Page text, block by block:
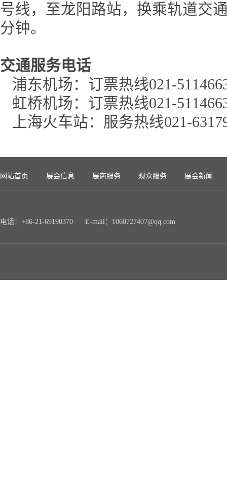
号线，至龙阳路站，换乘轨道交
分钟。
交通服务电话
浦东机场：订票热线021-
虹桥机场：订票热线021-
上海火车站：服务热线021-
网站首页 展会信息 展商服务 观众服务 展会新闻
电话：+86-21-69190370 E-mail：1060727407@qq.com